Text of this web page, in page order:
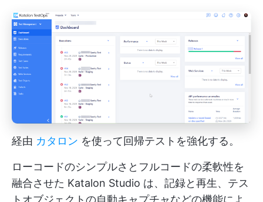
経由 カタロン を使って回帰テストを強化する。
ローコードのシンプルさとフルコードの柔軟性を
融合させた Katalon Studio は、記録と再生、テス
トオブジェクトの自動キャプチャなどの機能によ